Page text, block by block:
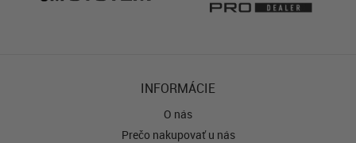
INFORMÁCIE
O nás
Prečo nakupovať u nás